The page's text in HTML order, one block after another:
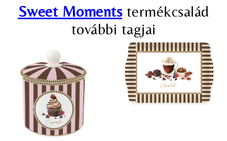
Sweet Momentstermékcsalád
további tagjai